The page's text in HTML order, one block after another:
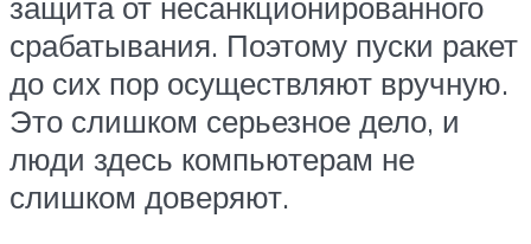
срабатывания. Поэтому пуски ракет
до сих пор осуществляют вручную.
Это слишком серьезное дело, и
люди здесь компьютерам не
слишком доверяют.